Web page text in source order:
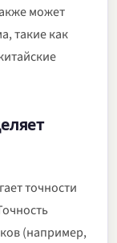
может
такие как
точности
(например,